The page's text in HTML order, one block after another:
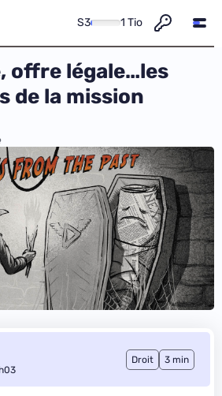
S3 1 Tio
offre légale…les
de la mission
Droit 3 min